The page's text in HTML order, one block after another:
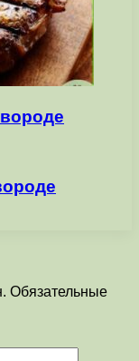
Обязательные